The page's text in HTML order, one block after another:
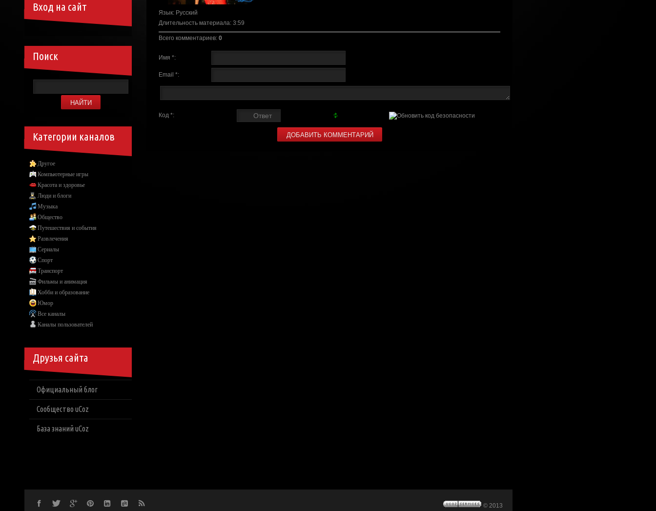
Язык: Русский
Длительность материала: 3:59
Всего комментариев: 0
Имя *:
Email *:
Код *:
Вход на сайт
Поиск
Категории каналов
Другое
Компьютерные игры
Красота и здоровье
Люди и блоги
Музыка
Общество
Путешествия и события
Развлечения
Сериалы
Спорт
Транспорт
Фильмы и анимация
Хобби и образование
Юмор
Все каналы
Каналы пользователей
Друзья сайта
Официальный блог
Сообщество uCoz
База знаний uCoz
© 2013